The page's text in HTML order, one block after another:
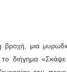
η βροχή, μια
διήγημα